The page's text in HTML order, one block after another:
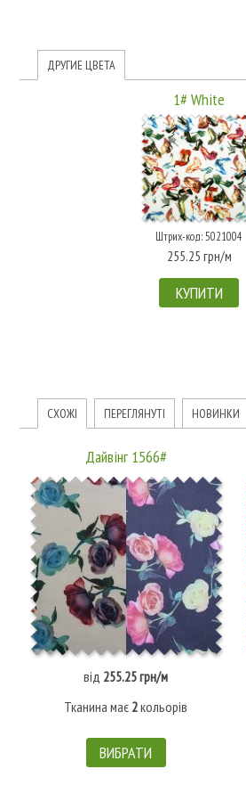
ДРУГИЕ ЦВЕТА
1# White
Штрих-код: 5021004
255.25 грн/м
КУПИТИ
СХОЖІ ПЕРЕГЛЯНУТІ НОВИНКИ
Дайвінг 1566#
від 255.25 грн/м
Тканина має 2кольорів
ВИБРАТИ